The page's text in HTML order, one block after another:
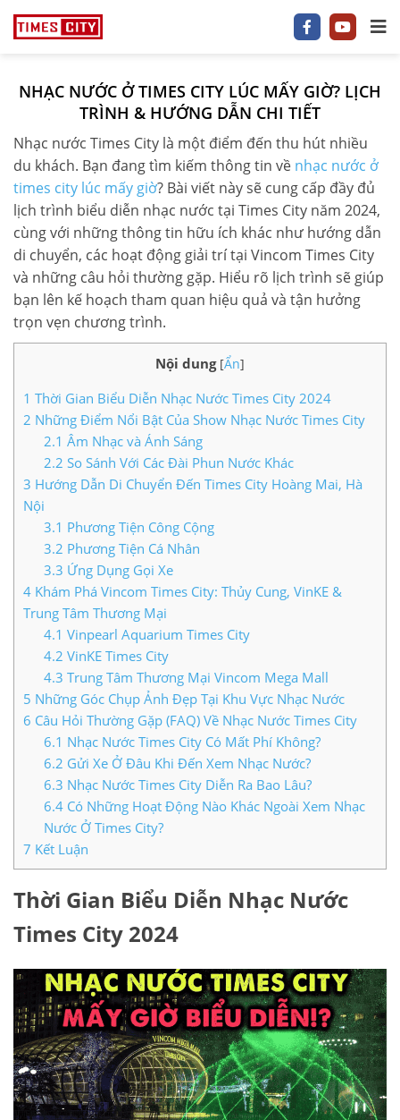
1 P/NGỦ
2 P/NGỦ
3–5 P/NGỦ
TIMES CITY
PARK HILL
PARK PREMIUM
TIN TỨC
LIÊN HỆ TIMES CITY
NHẠC NƯỚC Ở TIMES CITY LÚC MẤY GIỜ? LỊCH
TRÌNH & HƯỚNG DẪN CHI TIẾT
Nhạc nước Times City là một điểm đến thu hút nhiều
du khách. Bạn đang tìm kiếm thông tin về nhạc nước ở
times city lúc mấy giờ? Bài viết này sẽ cung cấp đầy đủ
lịch trình biểu diễn nhạc nước tại Times City năm 2024,
cùng với những thông tin hữu ích khác như hướng dẫn
di chuyển, các hoạt động giải trí tại Vincom Times City
và những câu hỏi thường gặp. Hiểu rõ lịch trình sẽ giúp
bạn lên kế hoạch tham quan hiệu quả và tận hưởng
trọn vẹn chương trình.
Nội dung [Ẩn]
1 Thời Gian Biểu Diễn Nhạc Nước Times City 2024
2 Những Điểm Nổi Bật Của Show Nhạc Nước Times City
2.1 Âm Nhạc và Ánh Sáng
2.2 So Sánh Với Các Đài Phun Nước Khác
3 Hướng Dẫn Di Chuyển Đến Times City Hoàng Mai, Hà
Nội
3.1 Phương Tiện Công Cộng
3.2 Phương Tiện Cá Nhân
3.3 Ứng Dụng Gọi Xe
4 Khám Phá Vincom Times City: Thủy Cung, VinKE &
Trung Tâm Thương Mại
4.1 Vinpearl Aquarium Times City
4.2 VinKE Times City
4.3 Trung Tâm Thương Mại Vincom Mega Mall
5 Những Góc Chụp Ảnh Đẹp Tại Khu Vực Nhạc Nước
6 Câu Hỏi Thường Gặp (FAQ) Về Nhạc Nước Times City
6.1 Nhạc Nước Times City Có Mất Phí Không?
6.2 Gửi Xe Ở Đâu Khi Đến Xem Nhạc Nước?
6.3 Nhạc Nước Times City Diễn Ra Bao Lâu?
6.4Có Những Hoạt Động Nào Khác Ngoài Xem Nhạc
Nước Ở Times City?
7 Kết Luận
Thời Gian Biểu Diễn Nhạc Nước
Times City 2024